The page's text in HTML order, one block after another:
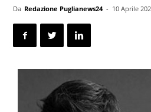
Da Redazione Puglianews24 - 10 Aprile